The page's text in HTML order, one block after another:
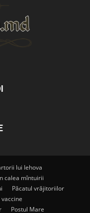
lui Iehova
calea mîntuirii
Păcatul vrăjitoriilor
Postul Mare